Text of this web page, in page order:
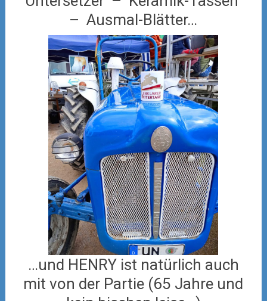
– Ausmal-Blätter…
…und HENRY ist natürlich auch
mit von der Partie (65 Jahre und